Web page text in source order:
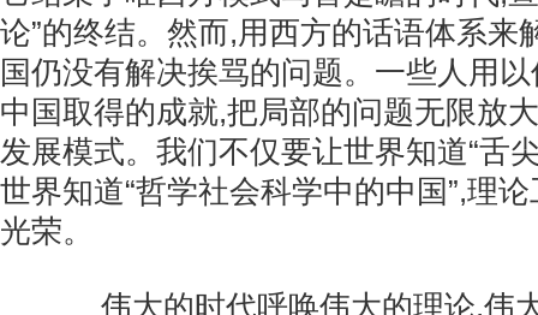
论”的终结。然而,用西方的话语体系来
国仍没有解决挨骂的问题。一些人用
中国取得的成就,把局部的问题无限放
发展模式。我们不仅要让世界知道“舌
世界知道“哲学社会科学中的中国”,理
光荣。
伟大的时代呼唤伟大的理论,伟